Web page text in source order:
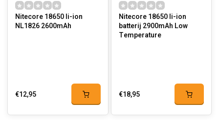
Nitecore 18650 li-ion
NL1826 2600mAh
€12,95
Nitecore 18650 li-ion
batterij 2900mAh Low
Temperature
€18,95